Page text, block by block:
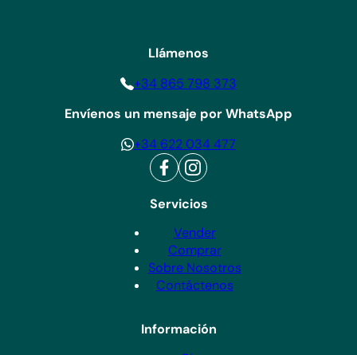
Servicios
Vender
Comprar
Sobre Nosotros
Contáctenos
Información
Llámenos
+34 865 798 373
Envíenos un mensaje por WhatsApp
+34 622 034 477